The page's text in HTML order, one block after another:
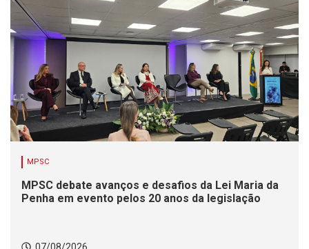
MPSC
MPSC debate avanços e desafios da Lei Maria da
Penha em evento pelos 20 anos da legislação